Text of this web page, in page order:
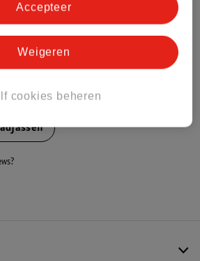
cookies beheren
Weigeren
Accepteer